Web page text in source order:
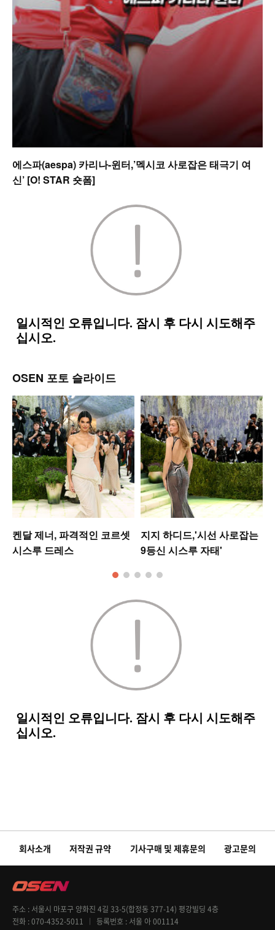
에스파(aespa) 카리나-윈터,’멕시코 사로잡은 태극기 여
신’ [O! STAR 숏폼]
OSEN 포토 슬라이드
켄달 제너, 파격적인 코르셋
시스루 드레스
지지 하디드,'시선 사로잡는
9등신 시스루 자태'
회사소개 저작권 규약 기사구매 및 제휴문의 광고문의
주소
서울시 마포구 양화진 4길 33-5(합정동 377-14) 평강빌딩 4층
전화 070-4352-5011 등록번호
서울 아 001114